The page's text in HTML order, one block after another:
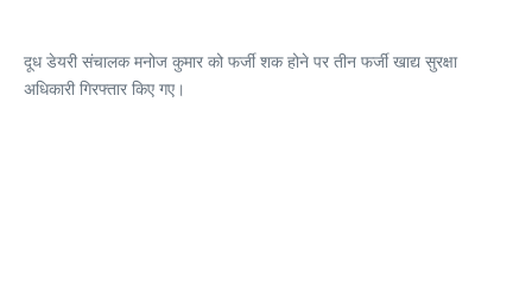
दूध डेयरी संचालक मनोज कुमार को फर्जी शक होने पर तीन फर्जी खाद्य सुरक्षा
अधिकारी गिरफ्तार किए गए।